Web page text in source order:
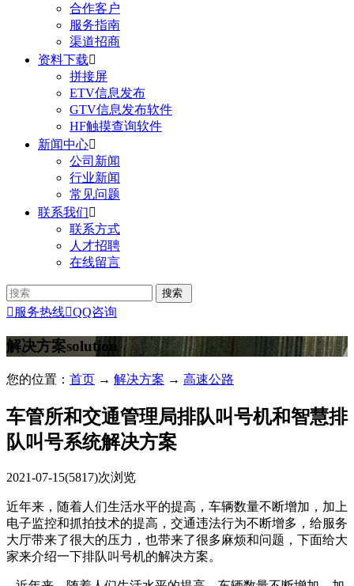
合作客户
服务指南
渠道招商
资料下载
拼接屏
ETV信息发布
GTV信息发布软件
HF触摸查询软件
新闻中心
公司新闻
行业新闻
常见问题
联系我们
联系方式
人才招聘
在线留言
 服务热线QQ咨询
解决方案solution
您的位置： 首页 → 解决方案 → 高速公路
车管所和交通管理局排队叫号机和智慧排
队叫号系统解决方案
2021-07-15(5817)次浏览
近年来，随着人们生活水平的提高，车辆数量不断增加，加上
电子监控和抓拍技术的提高，交通违法行为不断增多，给服务
大厅带来了很大的压力，也带来了很多麻烦和问题，下面给大
家来介绍一下排队叫号机的解决方案。